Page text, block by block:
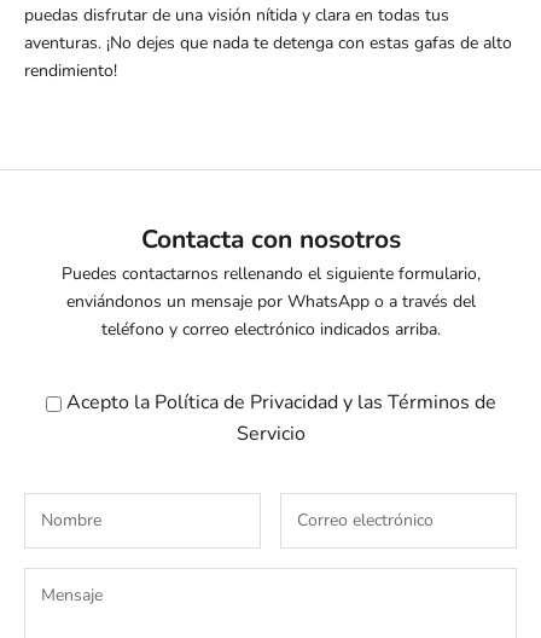
puedas disfrutar de una visión nítida y clara en todas tus
aventuras. ¡No dejes que nada te detenga con estas gafas de alto
rendimiento!
Contacta con nosotros
Puedes contactarnos rellenando el siguiente formulario,
enviándonos un mensaje por WhatsApp o a través del
teléfono y correo electrónico indicados arriba.
Acepto la Política de Privacidady las Términos de
Servicio